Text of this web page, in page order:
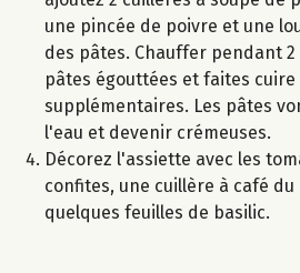
une pincée de poivre et une
des pâtes. Chauffer pendant
pâtes égouttées et faites
supplémentaires. Les pâtes
l'eau et devenir crémeuses.
Décorez l'assiette avec les
confites, une cuillère à café
quelques feuilles de basilic.